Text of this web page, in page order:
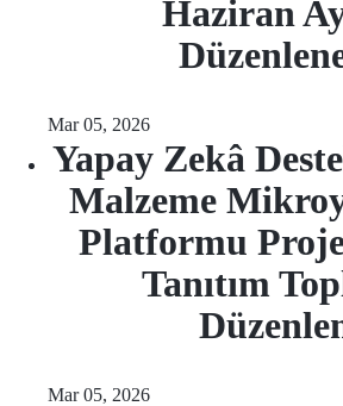
Haziran
Mar 05, 2026
Yapay Zekâ
Malzeme
Platformu
Tanıtım
Mar 05, 2026